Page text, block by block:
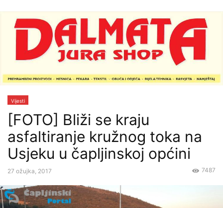
Vijesti
[FOTO] Bliži se kraju
asfaltiranje kružnog toka na
Usjeku u čapljinskoj općini
27 ožujka, 2017 7487